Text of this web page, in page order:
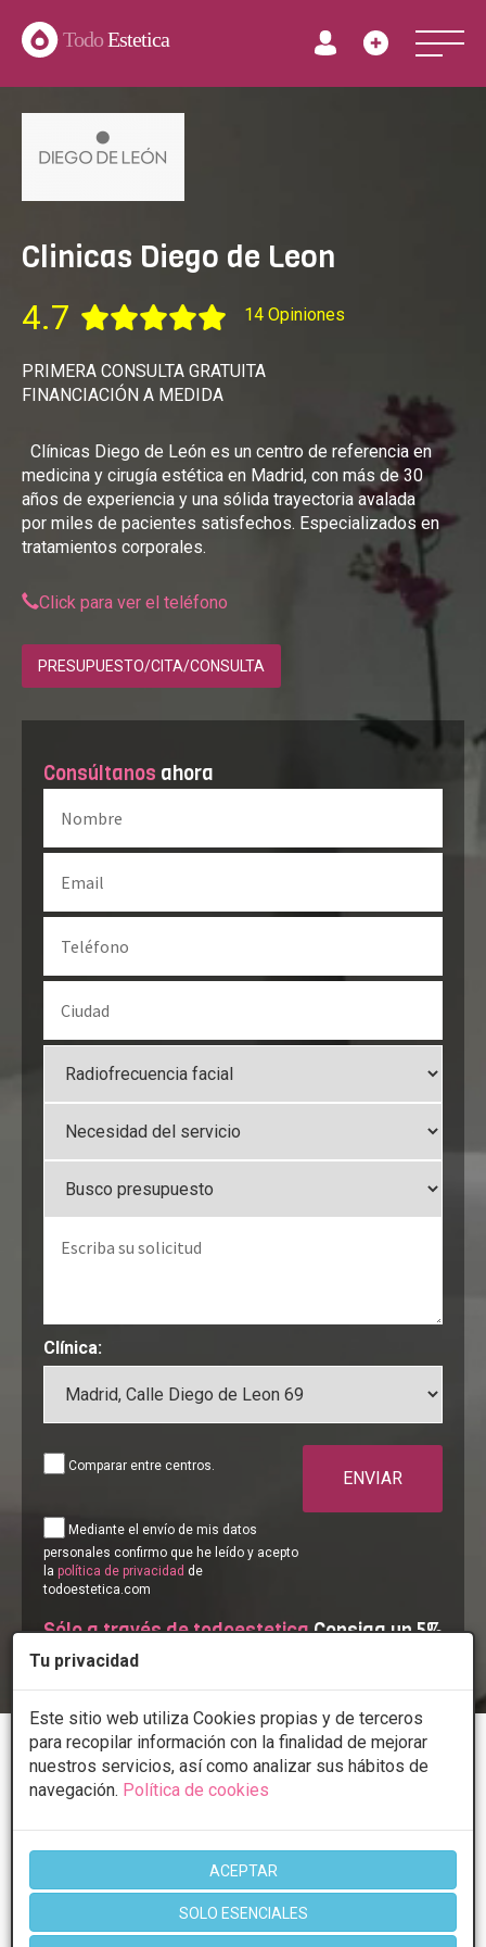
Tu privacidad
Este sitio web utiliza Cookies propias y de terceros
para recopilar información con la finalidad de mejorar
nuestros servicios, así como analizar sus hábitos de
navegación. Política de cookies
ACEPTAR
SOLO ESENCIALES
TodoEstetica
Clinicas Diego de Leon
4.7
14 Opiniones
PRIMERA CONSULTA GRATUITA
FINANCIACIÓN A MEDIDA
Clínicas Diego de León es un centro de referencia en
medicina y cirugía estética en Madrid, con más de 30
años de experiencia y una sólida trayectoria avalada
por miles de pacientes satisfechos. Especializados en
tratamientos corporales.
Click para ver el teléfono
PRESUPUESTO/CITA/CONSULTA
Consúltanos ahora
Clínica:
Comparar entre centros.
Mediante el envío de mis datos
personales confirmo que he leído y acepto
la política de privacidad de
todoestetica.com
ENVIAR
Sólo a través de todoesteticaConsiga un 5%
de descuento
Clínicas de Estética
Clinicas Estetica Madrid
Clinicas Diego de Leon
Radiofrecuencia-facial
QUIENES SOMOS SERVICIOS